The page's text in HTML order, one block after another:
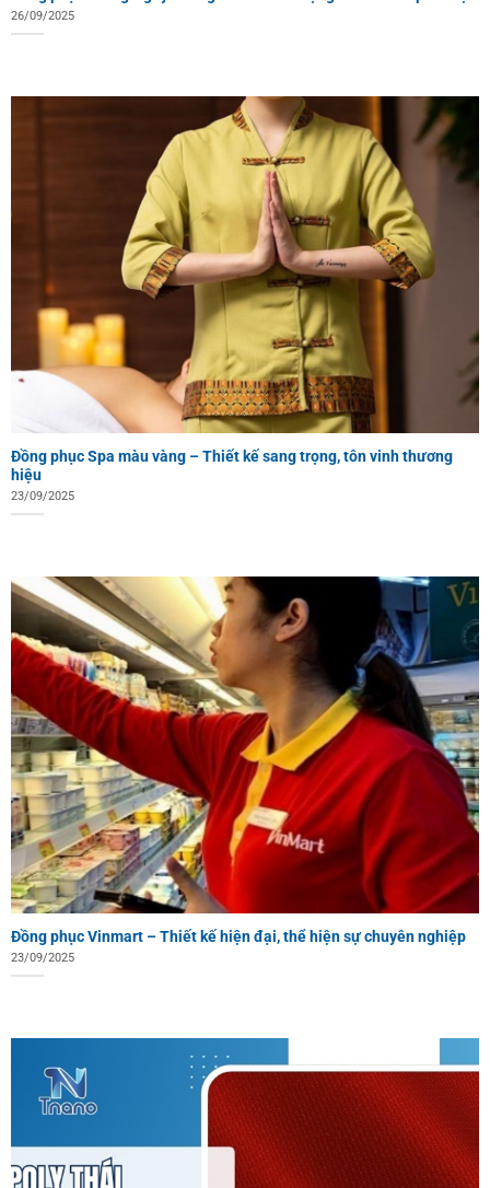
26/09/2025
Đồng phục Spa màu vàng – Thiết kế sang trọng, tôn vinh thương
hiệu
23/09/2025
Đồng phục Vinmart – Thiết kế hiện đại, thể hiện sự chuyên nghiệp
23/09/2025